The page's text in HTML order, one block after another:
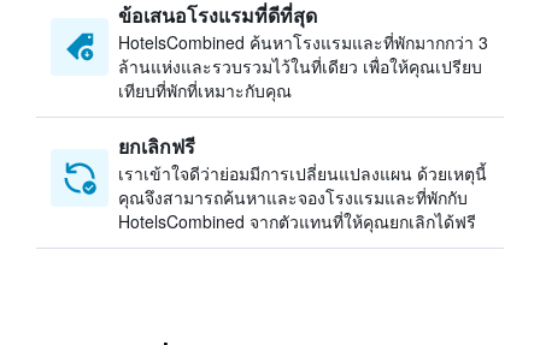
ข้อเสนอโรงแรมที่ดีที่สุด
HotelsCombined ค้นหาโรงแรมและที่พักมากกว่า 3
ล้านแห่งและรวบรวมไว้ในที่เดียว เพื่อให้คุณเปรียบ
เทียบที่พักที่เหมาะกับคุณ
ยกเลิกฟรี
เราเข้าใจดีว่าย่อมมีการเปลี่ยนแปลงแผน ด้วยเหตุนี้
คุณจึงสามารถค้นหาและจองโรงแรมและที่พักกับ
HotelsCombined จากตัวแทนที่ให้คุณยกเลิกได้ฟรี